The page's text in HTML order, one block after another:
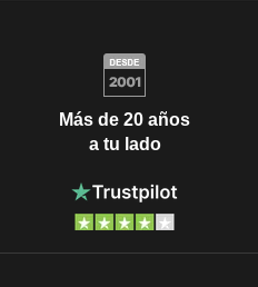
Más de 20 años
a tu lado